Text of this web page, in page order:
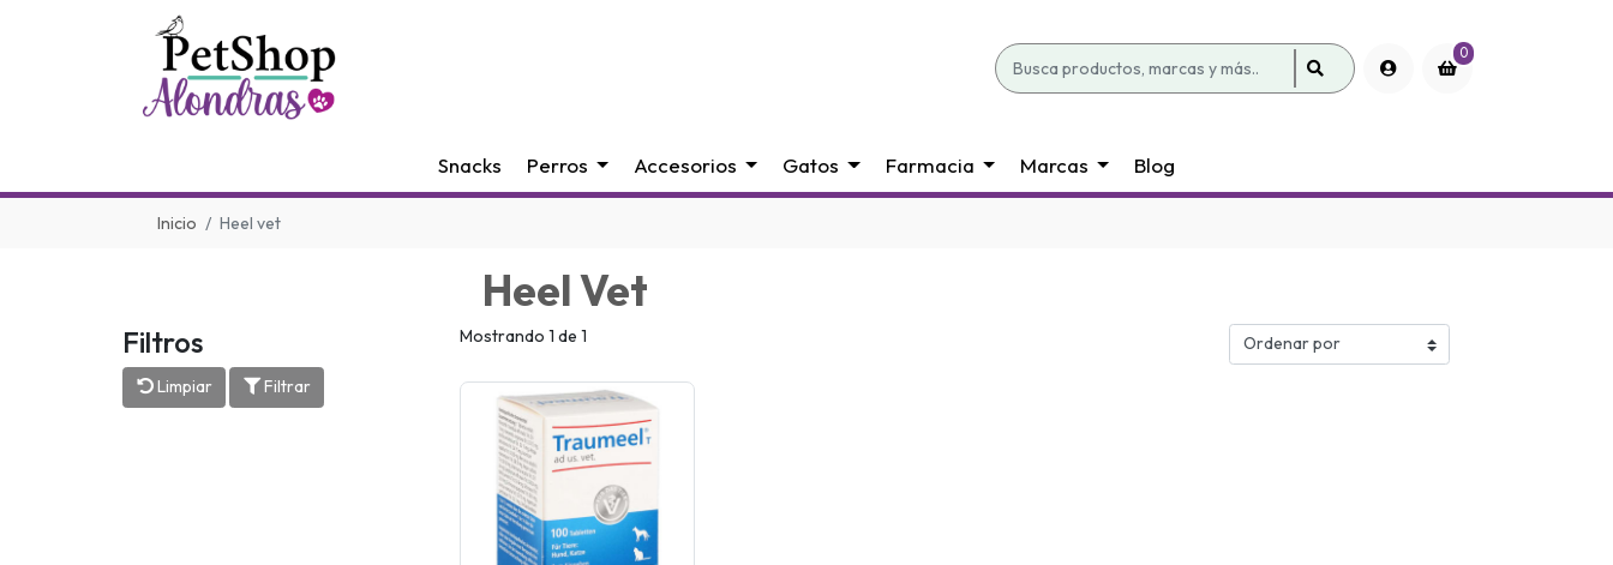
0
Snacks Perros Accesorios Gatos Farmacia Marcas Blog
Inicio Heel vet
Heel Vet
Filtros
Limpiar Filtrar
Mostrando 1 de 1